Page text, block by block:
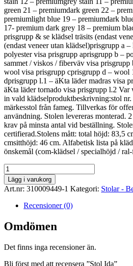
green 21 – premiumdark green 22 –
premiumlight blue 19 – premiumdark
17- premium dark grey 18 – premium
prisgrupp & se klädsel träsits (endast
(endast veneer utan klädsel)prisgrupp a
polyester visa prisgrupp aprisgrupp b –
sammet / viskos / fiberväv visa
wool visa prisgrupp cprisgrupp d – wool
dprisgrupp l.1 – äKta läder madras visa
äKta läder tornado visa prisgrupp l.2
in vald klädselproduktbeskrivning:stol
märkesstol från fameg. Tillverkas för
användning. Stolen levereras monterad.
krav på minsta antal vid beställning.
certifierad.Stolens mått: total höjd: 83,5
cmsitthöjd: 46 cm. Alfabetisk lista på
önskemål (com-klädsel / specialhöjd /
Stol
Ida
mängd
Lägg i varukorg
Art.nr: 310009449-1 Kategori: Stolar -
Recensioner (0)
Omdömen
Det finns inga recensioner än.
Bli först med att recensera ”Stol Ida”